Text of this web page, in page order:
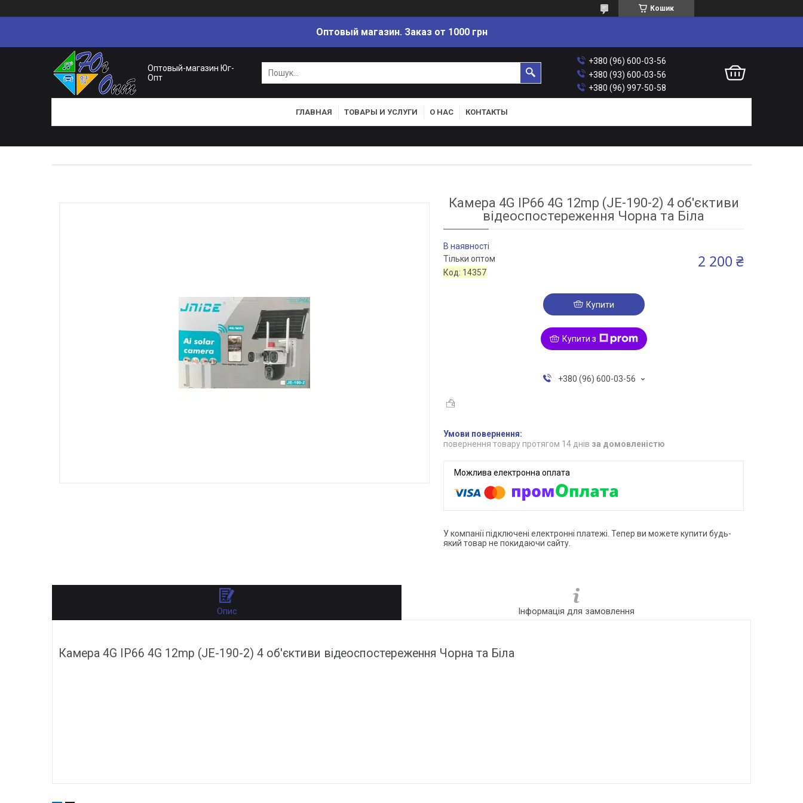
Кошик
Оптовый магазин. Заказ от 1000 грн
Оптовый-магазин Юг-
Опт
+380 (96) 600-03-56
+380 (93) 600-03-56
+380 (96) 997-50-58
ГЛАВНАЯ ТОВАРЫ И УСЛУГИ О НАС КОНТАКТЫ
Камера 4G IP66 4G 12mp (JE-190-2) 4 об'єктиви
відеоспостереження Чорна та Біла
В наявності
Тільки оптом
Код: 14357
2 200 ₴
Купити
Купити з
+380 (96) 600-03-56
повернення товару протягом 14 днів за домовленістю
У компанії підключені електронні платежі. Тепер ви можете купити будь-
який товар не покидаючи сайту.
Опис Інформація для замовлення
Камера 4G IP66 4G 12mp (JE-190-2) 4 об'єктиви відеоспостереження Чорна та Біла